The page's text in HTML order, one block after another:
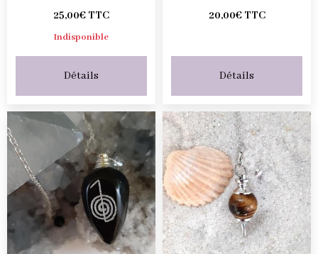
25,00€ TTC
Indisponible
Détails
20,00€ TTC
Détails